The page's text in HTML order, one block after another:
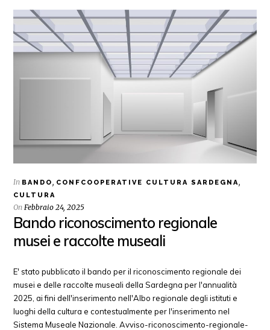
In BANDO , CONFCOOPERATIVE CULTURA SARDEGNA ,
CULTURA
On Febbraio 24, 2025
Bando riconoscimento regionale
musei e raccolte museali
E' stato pubblicato il bando per il riconoscimento regionale dei
musei e delle raccolte museali della Sardegna per l'annualità
2025, ai fini dell'inserimento nell'Albo regionale degli istituti e
luoghi della cultura e contestualmente per l'inserimento nel
Sistema Museale Nazionale. Avviso-riconoscimento-regionale-